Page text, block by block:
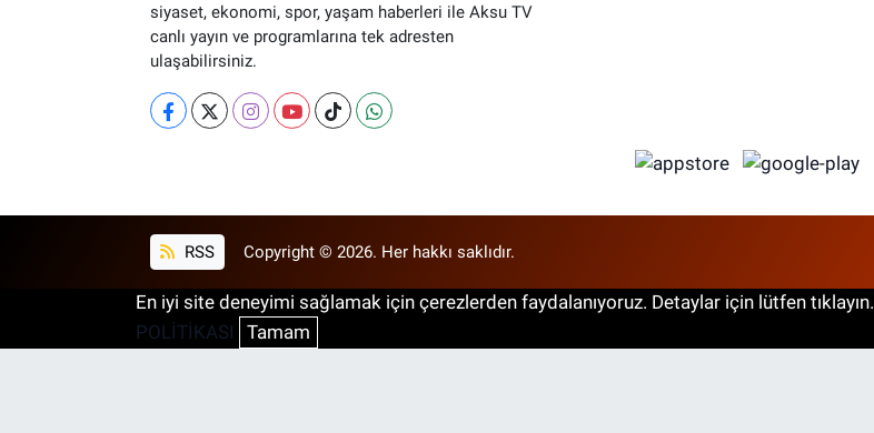
siyaset, ekonomi, spor, yaşam haberleri ile Aksu TV
canlı yayın ve programlarına tek adresten
ulaşabilirsiniz.
RSS Copyright © 2026. Her hakkı saklıdır.
En iyi site deneyimi sağlamak için çerezlerden faydalanıyoruz. Detaylar için lütfen tıklayın.
POLİTİKASI
Tamam